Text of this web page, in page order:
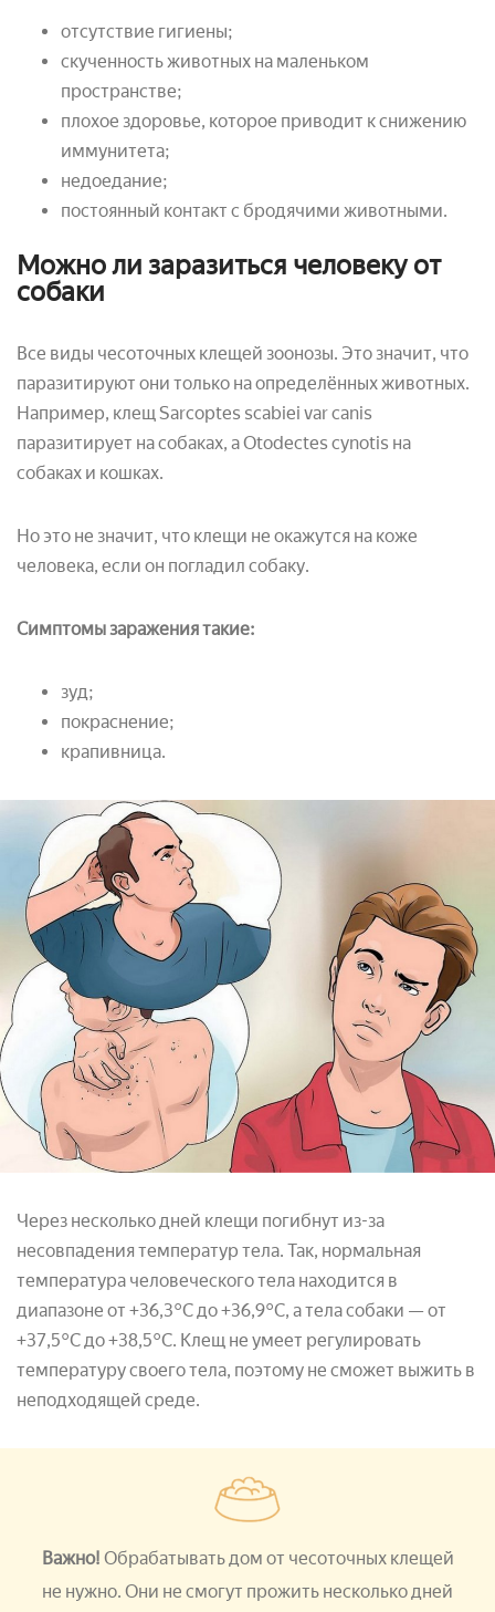
отсутствие гигиены;
скученность животных на маленьком
пространстве;
плохое здоровье, которое приводит к снижению
иммунитета;
недоедание;
постоянный контакт с бродячими животными.
Можно ли заразиться человеку от
собаки
Все виды чесоточных клещей зоонозы. Это значит, что
паразитируют они только на определённых животных.
Например, клещ Sarcoptes scabiei var canis
паразитирует на собаках, а Otodectes cynotis на
собаках и кошках.
Но это не значит, что клещи не окажутся на коже
человека, если он погладил собаку.
Симптомы заражения такие:
зуд;
покраснение;
крапивница.
Через несколько дней клещи погибнут из-за
несовпадения температур тела. Так, нормальная
температура человеческого тела находится в
диапазоне от +36,3°С до +36,9°С, а тела собаки — от
+37,5°С до +38,5°С. Клещ не умеет регулировать
температуру своего тела, поэтому не сможет выжить в
неподходящей среде.
Важно! Обрабатывать дом от чесоточных клещей
не нужно. Они не смогут прожить несколько дней